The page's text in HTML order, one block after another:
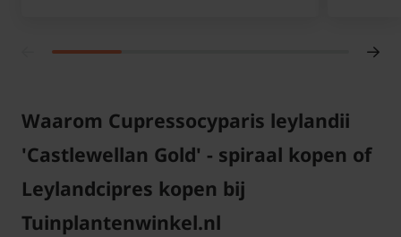
Waarom Cupressocyparis leylandii
'Castlewellan Gold' - spiraal kopen of
Leylandcipres kopen bij
Tuinplantenwinkel.nl